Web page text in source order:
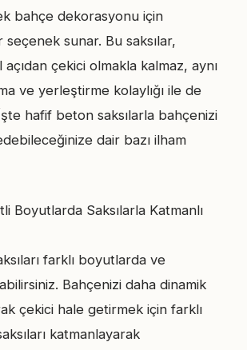
bahçe dekorasyonu için
sunar. Bu saksılar,
çekici olmakla kalmaz, aynı
ve yerleştirme kolaylığı ile de
hafif beton saksılarla bahçenizi
dair bazı ilham
Boyutlarda Saksılarla Katmanlı
farklı boyutlarda ve
Bahçenizi daha dinamik
çekici hale getirmek için farklı
katmanlayarak